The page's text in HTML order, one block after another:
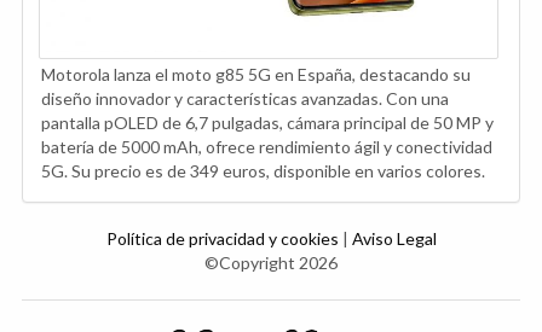
Motorola lanza el moto g85 5G en España, destacando su
diseño innovador y características avanzadas. Con una
pantalla pOLED de 6,7 pulgadas, cámara principal de 50 MP y
batería de 5000 mAh, ofrece rendimiento ágil y conectividad
5G. Su precio es de 349 euros, disponible en varios colores.
Política de privacidad y cookies | Aviso Legal
©Copyright 2026